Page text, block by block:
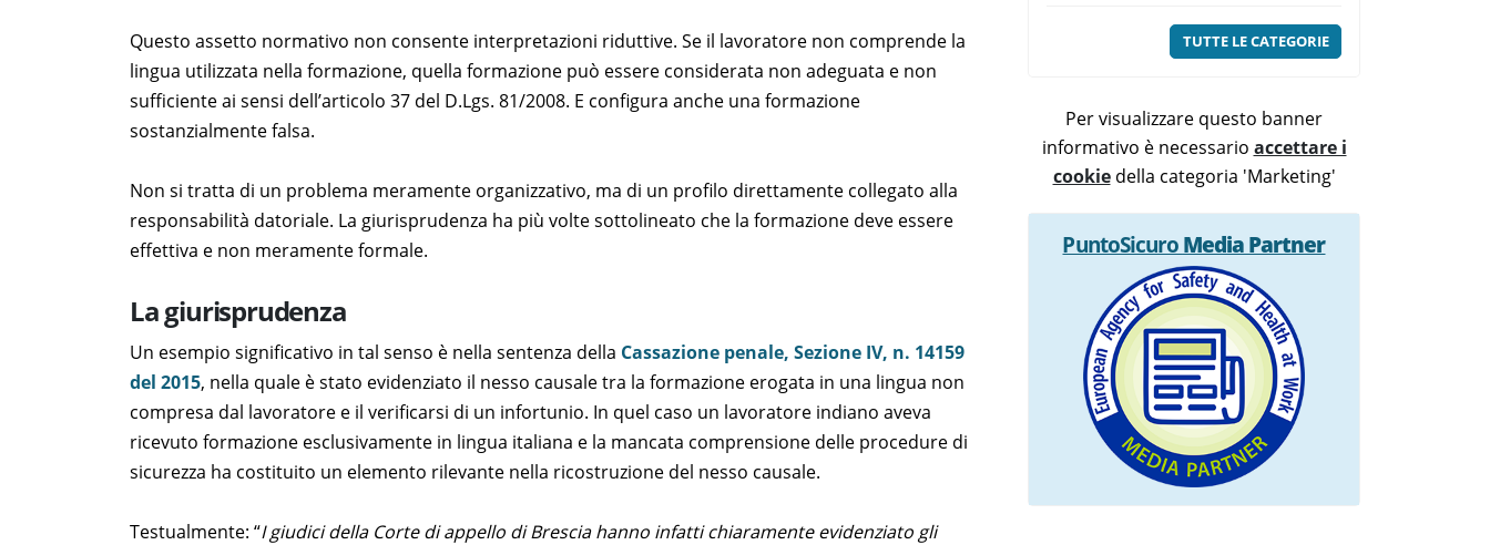
Questo assetto normativo non consente interpretazioni riduttive. Se il lavoratore non comprende la
lingua utilizzata nella formazione, quella formazione può essere considerata non adeguata e non
sufficiente ai sensi dell’articolo 37 del D.Lgs. 81/2008. E configura anche una formazione
sostanzialmente falsa.
Non si tratta di un problema meramente organizzativo, ma di un profilo direttamente collegato alla
responsabilità datoriale. La giurisprudenza ha più volte sottolineato che la formazione deve essere
effettiva e non meramente formale.
La giurisprudenza
Un esempio significativo in tal senso è nella sentenza della Cassazione penale, Sezione IV, n. 14159
del 2015, nella quale è stato evidenziato il nesso causale tra la formazione erogata in una lingua non
compresa dal lavoratore e il verificarsi di un infortunio. In quel caso un lavoratore indiano aveva
ricevuto formazione esclusivamente in lingua italiana e la mancata comprensione delle procedure di
sicurezza ha costituito un elemento rilevante nella ricostruzione del nesso causale.
Testualmente: “I giudici della Corte di appello di Brescia hanno infatti chiaramente evidenziato gli
TUTTE LE CATEGORIE
Per visualizzare questo banner
informativo è necessario accettare i
cookiedella categoria 'Marketing'
PuntoSicuroMedia Partner